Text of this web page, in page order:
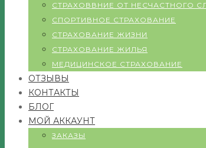
СТРАХОВВНИЕ ОТ НЕСЧАСТНОГО
СПОРТИВНОЕ СТРАХОВАНИЕ
СТРАХОВАНИЕ ЖИЗНИ
СТРАХОВАНИЕ ЖИЛЬЯ
МЕДИЦИНСКОЕ СТРАХОВАНИЕ
ОТЗЫВЫ
КОНТАКТЫ
БЛОГ
МОЙ АККАУНТ
ЗАКАЗЫ